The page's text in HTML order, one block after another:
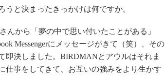
と決まったきっかけは何ですか。
んから「夢の中で思い付いたことがある」
Messengerにメッセージがきて（笑）、その
即決しました。BIRDMANとアウルはそれま
仕事をしてきて、お互いの強みをより生かす